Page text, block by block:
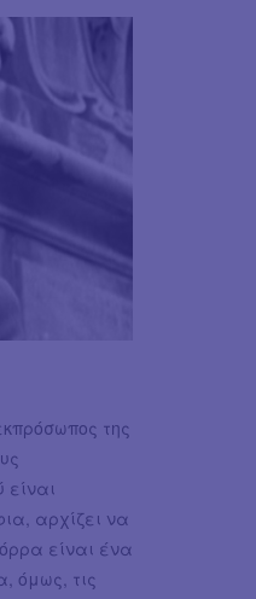
της
είναι
αρχίζει να
είναι ένα
όμως, τις